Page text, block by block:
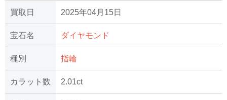
買取日 2025年04月15日
宝石名 ダイヤモンド
種別 指輪
カラット数 2.01ct